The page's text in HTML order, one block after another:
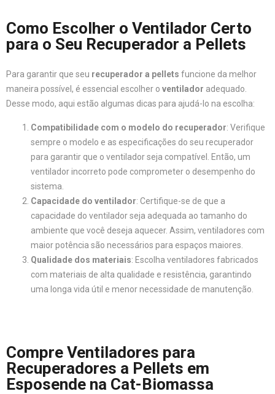
Como Escolher o Ventilador Certo
para o Seu Recuperador a Pellets
Para garantir que seu recuperador a pellets funcione da melhor
maneira possível, é essencial escolher o ventilador adequado.
Desse modo, aqui estão algumas dicas para ajudá-lo na escolha:
Compatibilidade com o modelo do recuperador: Verifique
sempre o modelo e as especificações do seu recuperador
para garantir que o ventilador seja compatível. Então, um
ventilador incorreto pode comprometer o desempenho do
sistema.
Capacidade do ventilador: Certifique-se de que a
capacidade do ventilador seja adequada ao tamanho do
ambiente que você deseja aquecer. Assim, ventiladores com
maior potência são necessários para espaços maiores.
Qualidade dos materiais: Escolha ventiladores fabricados
com materiais de alta qualidade e resistência, garantindo
uma longa vida útil e menor necessidade de manutenção.
Compre Ventiladores para
Recuperadores a Pellets em
Esposende na Cat-Biomassa